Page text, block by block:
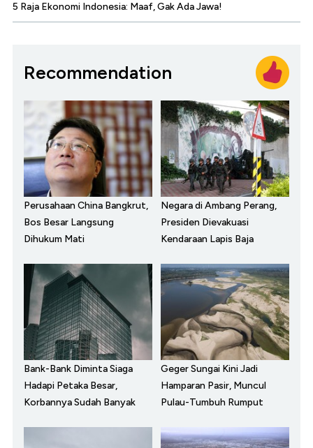
5 Raja Ekonomi Indonesia: Maaf, Gak Ada Jawa!
Recommendation
Perusahaan China Bangkrut,
Bos Besar Langsung
Dihukum Mati
Negara di Ambang Perang,
Presiden Dievakuasi
Kendaraan Lapis Baja
Bank-Bank Diminta Siaga
Hadapi Petaka Besar,
Korbannya Sudah Banyak
Geger Sungai Kini Jadi
Hamparan Pasir, Muncul
Pulau-Tumbuh Rumput